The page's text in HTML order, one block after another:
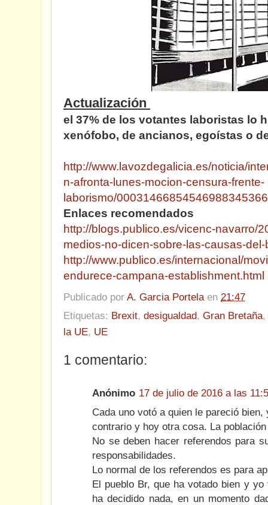
Actualización
el 37% de los votantes laboristas lo
xenófobo, de ancianos, egoístas o
http://www.lavozdegalicia.es/noticia/
n-afronta-lunes-mocion-censura-frente-
laborismo/
Enlaces recomendados
http://blogs.publico.es/vicenc-navarro/
medios-no-dicen-sobre-las-causas-del-
http://www.publico.es/internacional/
endurece-campana-establishment.html
Publicado por A. Garcia Portela en 21:47
Etiquetas: Brexit, desigualdad, Gran Bretaña,
la UE, UE
1 comentario:
Anónimo 17 de julio de 2016 a las
Cada uno votó a quien le pareció
contrario y hoy otra cosa. La
No se deben hacer referendos para
responsabilidades.
Lo normal de los referendos es para
El pueblo Br, que ha votado bien y
ha decidido nada, en un momento